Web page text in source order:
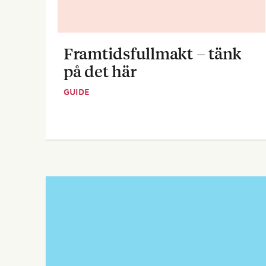
Framtidsfullmakt – tänk
på det här
GUIDE